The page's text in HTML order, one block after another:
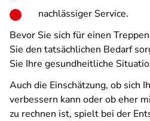
nachlässiger Service.
Bevor Sie sich für einen
Sie den tatsächlichen Bedarf
Sie Ihre gesundheitliche
Auch die Einschätzung, ob sich
verbessern kann oder ob eher
zu rechnen ist, spielt bei der